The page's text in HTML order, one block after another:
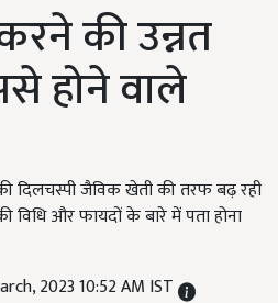
की उन्नत
होने वाले
दिलचस्पी जैविक खेती की तरफ बढ़ रही
और फायदों के बारे में पता होना
2023 10:52 AM IST